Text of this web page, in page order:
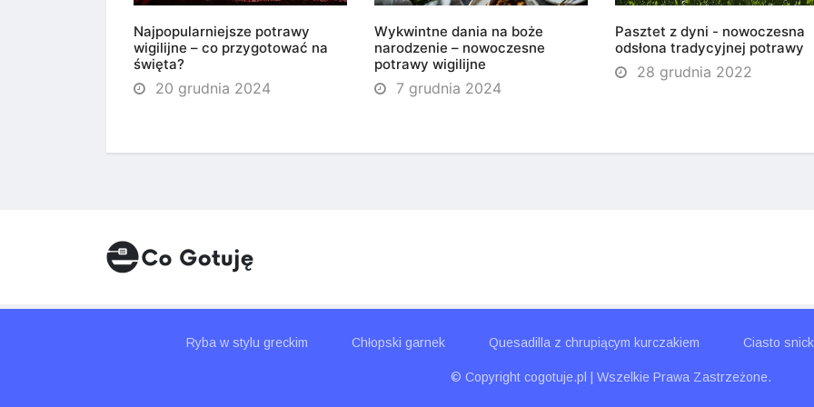
Najpopularniejsze potrawy
wigilijne – co przygotować na
święta?
20 grudnia 2024
Wykwintne dania na boże
narodzenie – nowoczesne
potrawy wigilijne
7 grudnia 2024
Pasztet z dyni - nowoczesna
odsłona tradycyjnej potrawy
28 grudnia 2022
Ryba w stylu greckim Chłopski garnek Quesadilla z chrupiącym kurczakiem Ciasto
© Copyright cogotuje.pl | Wszelkie Prawa Zastrzeżone.